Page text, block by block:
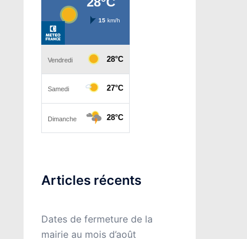
Articles récents
Dates de fermeture de la
mairie au mois d’août